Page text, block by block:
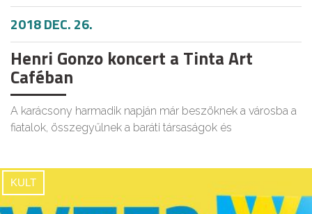
2018 DEC. 26.
Henri Gonzo koncert a Tinta Art
Caféban
A karácsony harmadik napján már beszöknek a városba a
fiatalok, összegyűlnek a baráti társaságok és
KULT